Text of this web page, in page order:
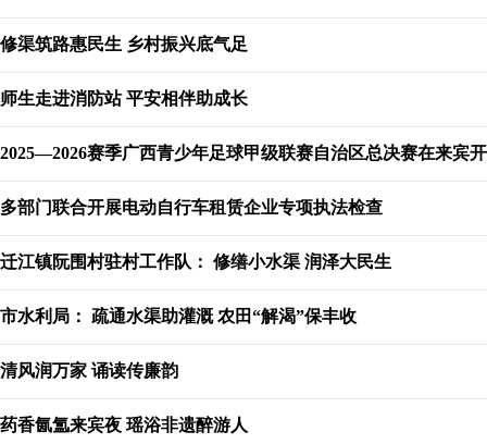
修渠筑路惠民生 乡村振兴底气足
师生走进消防站 平安相伴助成长
2025—2026赛季广西青少年足球甲级联赛自治区总决赛在来宾
多部门联合开展电动自行车租赁企业专项执法检查
迁江镇阮围村驻村工作队： 修缮小水渠 润泽大民生
市水利局： 疏通水渠助灌溉 农田“解渴”保丰收
清风润万家 诵读传廉韵
药香氤氲来宾夜 瑶浴非遗醉游人